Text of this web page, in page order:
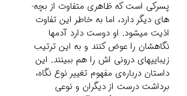
پسرکی است که ظاهری متفاوت از بچه­
های دیگر دارد، اما به خاطر این تفاوت
اذیت می­شود. او دوست دارد آدم­ها
نگاهشان را عوض کنند و به این ترتیب
زیبایی­های درونی­ اش را هم ببینند. این
داستان درباره‌ی مفهوم تغییر نوع نگاه،
برداشت درست از دیگران و نوعی